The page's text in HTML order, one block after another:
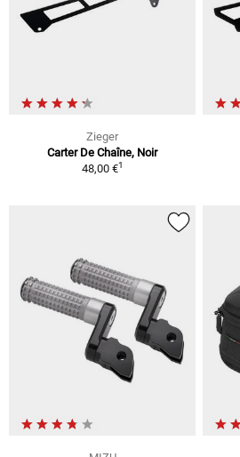
Zieger
Carter De Chaîne, Noir
48,00 €1